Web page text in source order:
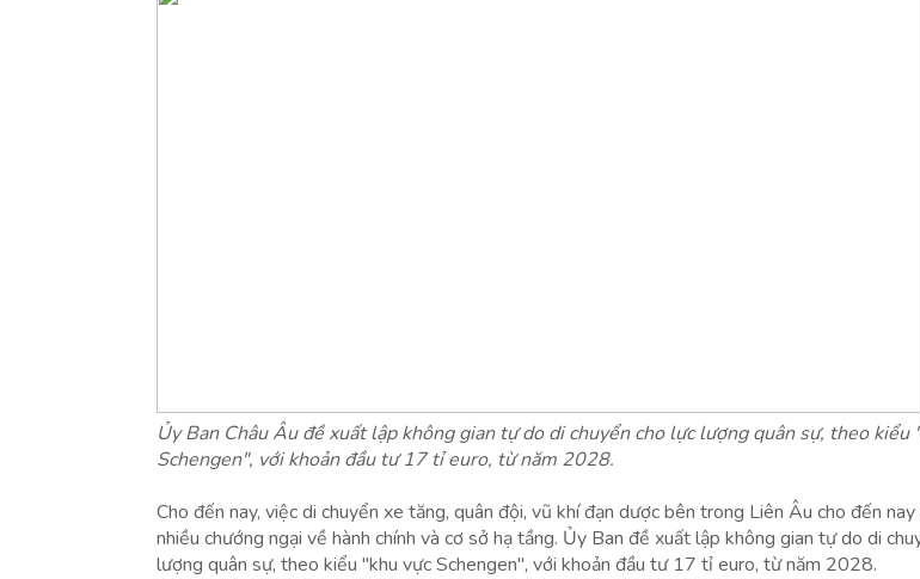
Ủy Ban Châu Âu đề xuất lập không gian tự do di chuyển cho lực lượng quân sự, theo kiểu
Schengen", với khoản đầu tư 17 tỉ euro, từ năm 2028.
Cho đến nay, việc di chuyển xe tăng, quân đội, vũ khí đạn dược bên trong Liên Âu cho đến nay
nhiều chướng ngại về hành chính và cơ sở hạ tầng. Ủy Ban đề xuất lập không gian tự do di
lượng quân sự, theo kiểu "khu vực Schengen", với khoản đầu tư 17 tỉ euro, từ năm 2028.